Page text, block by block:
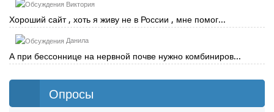
Виктория
Хороший сайт , хоть я живу не в России , мне помог...
Данила
А при бессоннице на нервной почве нужно комбиниров...
Опросы